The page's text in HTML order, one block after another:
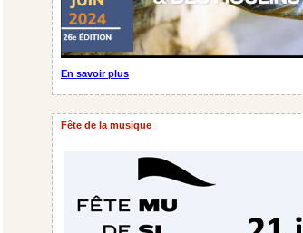
En savoir plus
Fête de la musique